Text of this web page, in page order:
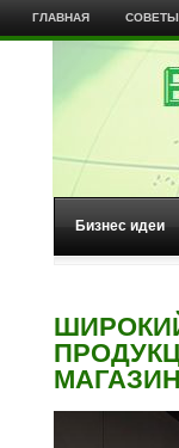
ГЛАВНАЯ
Бизнес идеи